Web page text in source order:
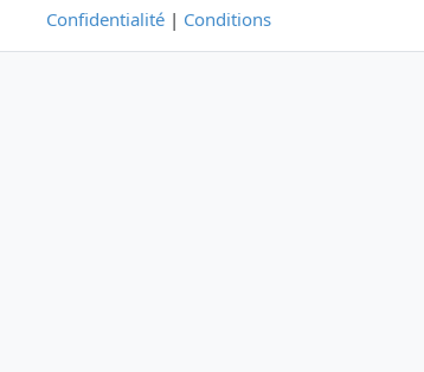
Confidentialité | Conditions